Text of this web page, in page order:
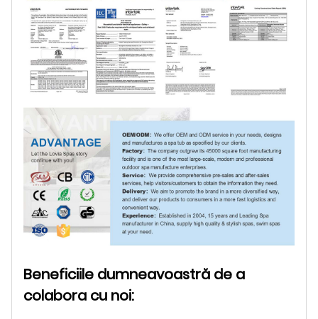
Beneficiile dumneavoastră de a
colabora cu noi: